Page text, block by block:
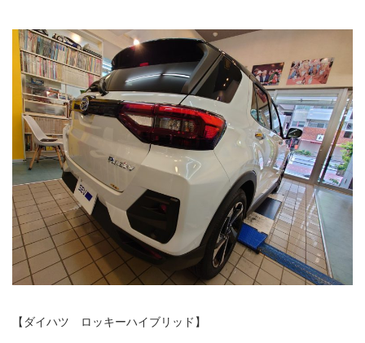
【ダイハツ ロッキーハイブリッド】